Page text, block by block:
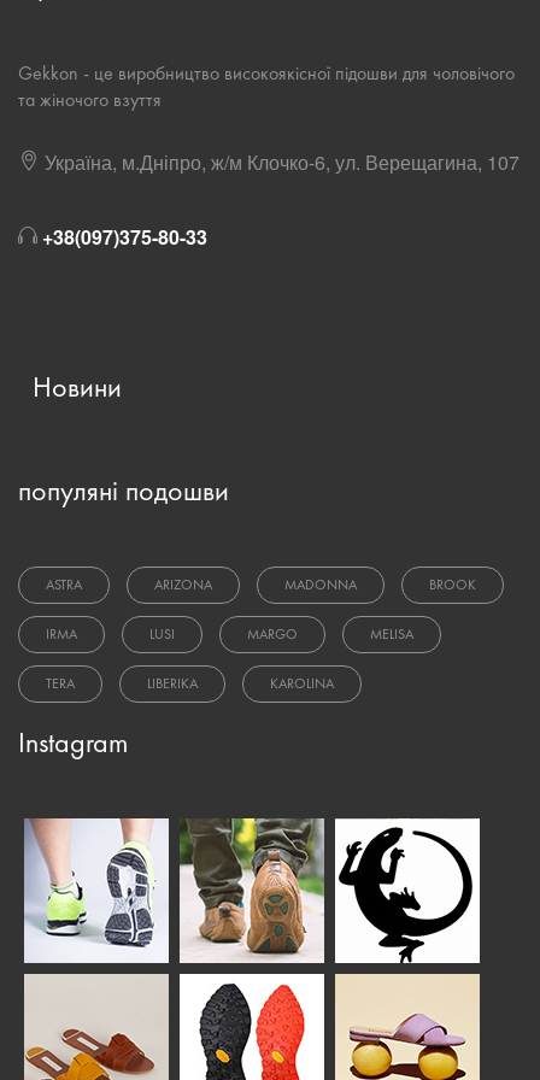
Gekkon - це виробництво високоякісної підошви для чоловічого
та жіночого взуття
Україна, м.Дніпро, ж/м Клочко-6, ул. Верещагина, 107
+38(097)375-80-33
Новини
популяні подошви
ASTRA ARIZONA MADONNA BROOK
IRMA LUSI MARGO MELISA
TERA LIBERIKA KAROLINA
Instagram